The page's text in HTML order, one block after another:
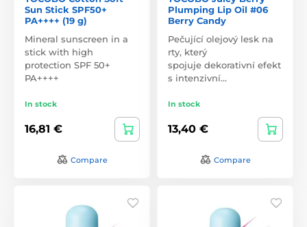
Sun Stick SPF50+
PA++++ (19 g)
Mineral sunscreen in a
stick with high
protection SPF 50+
PA++++
In stock
16,81 €
Compare
Plumping Lip Oil #06
Berry Candy
Pečující olejový lesk na
rty, který
spojuje dekorativní efekt
s intenzivní…
In stock
13,40 €
Compare